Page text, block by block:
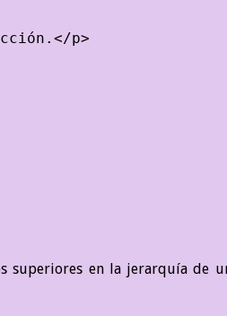
p>
superiores en la jerarquía de